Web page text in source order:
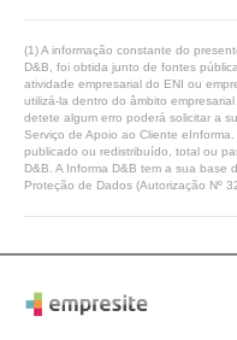
(1) A informação constante do
D&B, foi obtida junto de fontes
atividade empresarial do ENI ou
utilizá-la dentro do âmbito
detete algum erro poderá solicitar a
Serviço de Apoio ao Cliente
publicado ou redistribuído, total ou
D&B. A Informa D&B tem a sua base
Proteção de Dados (Autorização Nº